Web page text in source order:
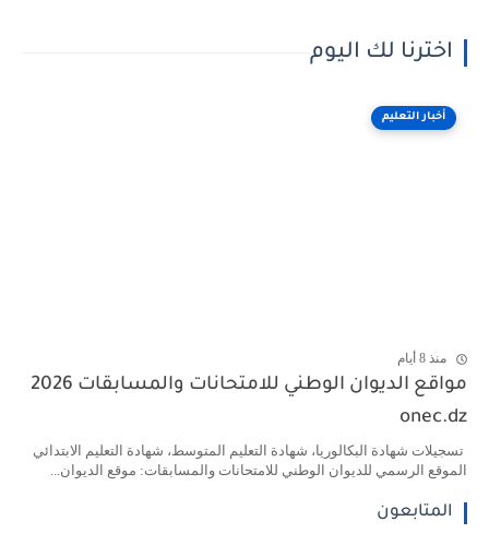
اخترنا لك اليوم
أخبار التعليم
منذ 8 أيام
مواقع الديوان الوطني للامتحانات والمسابقات 2026
onec.dz
تسجيلات شهادة البكالوريا، شهادة التعليم المتوسط، شهادة التعليم الابتدائي
الموقع الرسمي للديوان الوطني للامتحانات والمسابقات: موقع الديوان...
المتابعون